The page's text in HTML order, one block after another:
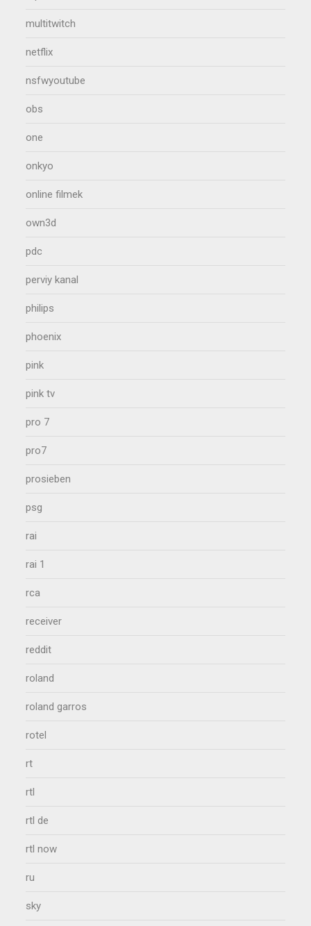
multitwitch
netflix
nsfwyoutube
obs
one
onkyo
online filmek
own3d
pdc
perviy kanal
philips
phoenix
pink
pink tv
pro 7
pro7
prosieben
psg
rai
rai 1
rca
receiver
reddit
roland
roland garros
rotel
rt
rtl
rtl de
rtl now
ru
sky